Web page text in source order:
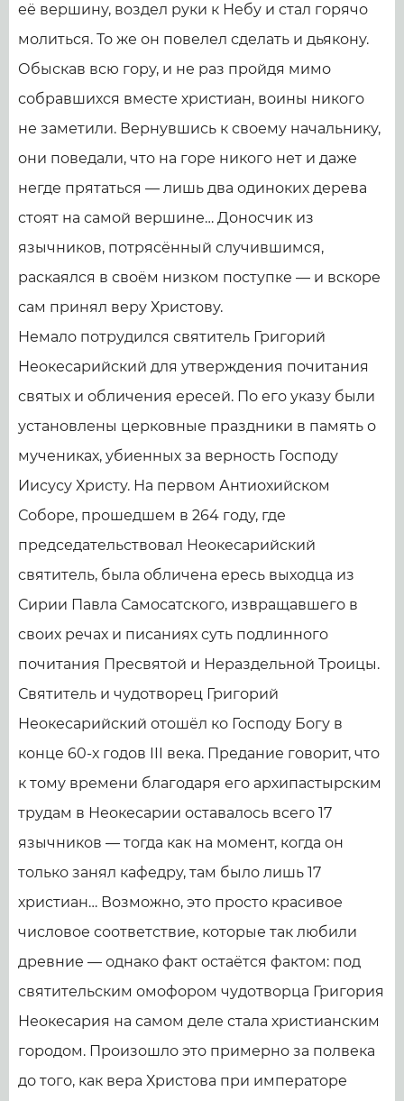
её вершину, воздел руки к Небу и стал горячо
молиться. То же он повелел сделать и дьякону.
Обыскав всю гору, и не раз пройдя мимо
собравшихся вместе христиан, воины никого
не заметили. Вернувшись к своему начальнику,
они поведали, что на горе никого нет и даже
негде прятаться — лишь два одиноких дерева
стоят на самой вершине… Доносчик из
язычников, потрясённый случившимся,
раскаялся в своём низком поступке — и вскоре
сам принял веру Христову.
Немало потрудился святитель Григорий
Неокесарийский для утверждения почитания
святых и обличения ересей. По его указу были
установлены церковные праздники в память о
мучениках, убиенных за верность Господу
Иисусу Христу. На первом Антиохийском
Соборе, прошедшем в 264 году, где
председательствовал Неокесарийский
святитель, была обличена ересь выходца из
Сирии Павла Самосатского, извращавшего в
своих речах и писаниях суть подлинного
почитания Пресвятой и Нераздельной Троицы.
Святитель и чудотворец Григорий
Неокесарийский отошёл ко Господу Богу в
конце 60-х годов III века. Предание говорит, что
к тому времени благодаря его архипастырским
трудам в Неокесарии оставалось всего 17
язычников — тогда как на момент, когда он
только занял кафедру, там было лишь 17
христиан… Возможно, это просто красивое
числовое соответствие, которые так любили
древние — однако факт остаётся фактом: под
святительским омофором чудотворца Григория
Неокесария на самом деле стала христианским
городом. Произошло это примерно за полвека
до того, как вера Христова при императоре